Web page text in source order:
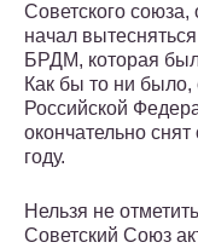
Советского союза,
начал
БРДМ, которая
Как бы то ни было,
Российской
окончательно
году.
Нельзя не
Советский Союз